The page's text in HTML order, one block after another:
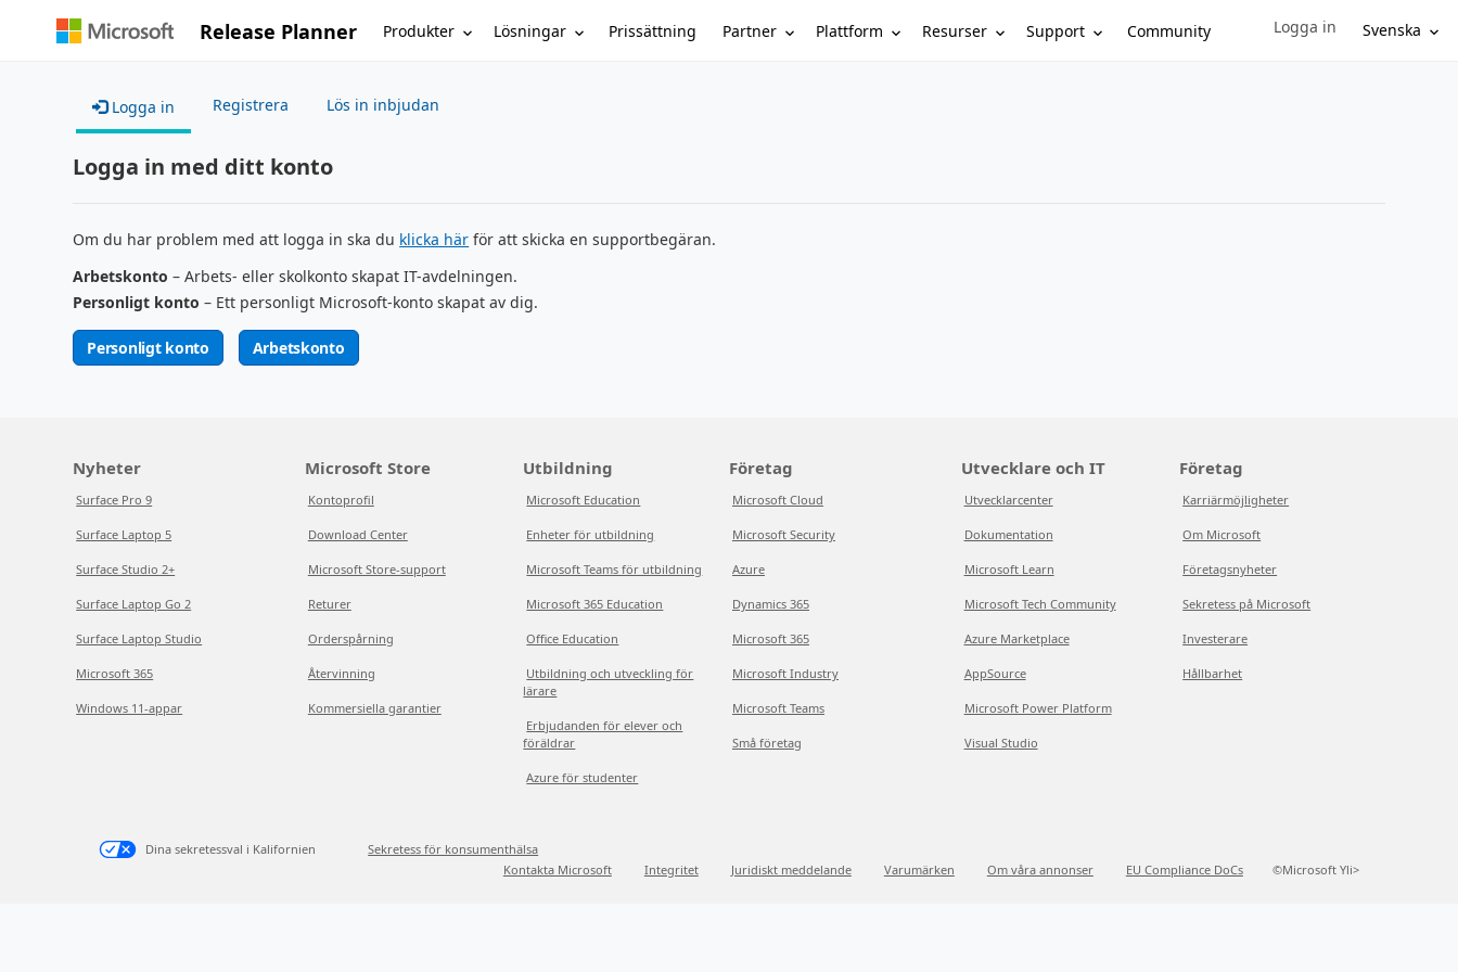
Release Planner Produkter Lösningar Prissättning Partner Plattform Resurser Support Community Sign in to your account
Logga in Svenska
Logga in Registrera Lös in inbjudan
Logga in med ditt konto
Om du har problem med att logga in ska du klicka här för att skicka en supportbegäran.
Arbetskonto – Arbets- eller skolkonto skapat IT-avdelningen.
Personligt konto – Ett personligt Microsoft-konto skapat av dig.
Personligt konto Arbetskonto
Nyheter
Surface Pro 9
Surface Laptop 5
Surface Studio 2+
Surface Laptop Go 2
Surface Laptop Studio
Microsoft 365
Windows 11-appar
Microsoft Store
Kontoprofil
Download Center
Microsoft Store-support
Returer
Orderspårning
Återvinning
Kommersiella garantier
Utbildning
Microsoft Education
Enheter för utbildning
Microsoft Teams för utbildning
Microsoft 365 Education
Office Education
Utbildning och utveckling för
lärare
Erbjudanden för elever och
föräldrar
Azure för studenter
Företag
Microsoft Cloud
Microsoft Security
Azure
Dynamics 365
Microsoft 365
Microsoft Industry
Microsoft Teams
Små företag
Utvecklare och IT
Utvecklarcenter
Dokumentation
Microsoft Learn
Microsoft Tech Community
Azure Marketplace
AppSource
Microsoft Power Platform
Visual Studio
Företag
Karriärmöjligheter
Om Microsoft
Företagsnyheter
Sekretess på Microsoft
Investerare
Hållbarhet
Dina sekretessval i Kalifornien
Sekretess för konsumenthälsa
Kontakta Microsoft
Integritet Juridiskt meddelande Varumärken Om våra annonser EU Compliance DoCs ©Microsoft Yli>